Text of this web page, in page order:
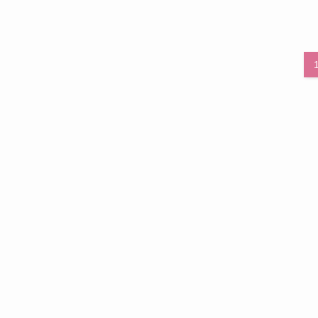
1